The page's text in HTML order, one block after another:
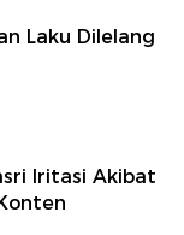
Laku Dilelang
Iritasi Akibat